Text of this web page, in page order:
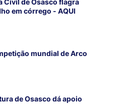
Civil de Osasco flagra
em córrego - AQUI
mundial de Arco
de Osasco dá apoio